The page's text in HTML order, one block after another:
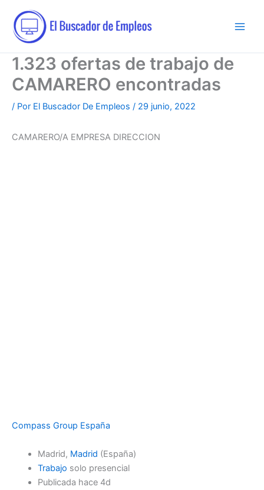
contenido
1.323 ofertas de trabajo de
CAMARERO encontradas
/ Por El Buscador De Empleos / 29 junio, 2022
CAMARERO/A EMPRESA DIRECCION
Compass Group España
Madrid, Madrid (España)
Trabajo solo presencial
Publicada hace 4d